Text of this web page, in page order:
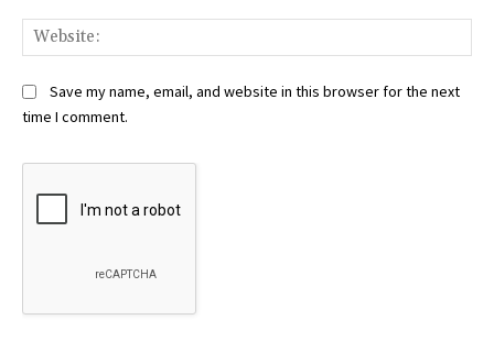
Save my name, email, and website in this browser for the next
time I comment.